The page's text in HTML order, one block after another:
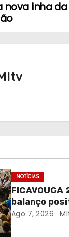
nova linha da
NOTÍCIAS
balanço
comunidade
Ago 7, 2026